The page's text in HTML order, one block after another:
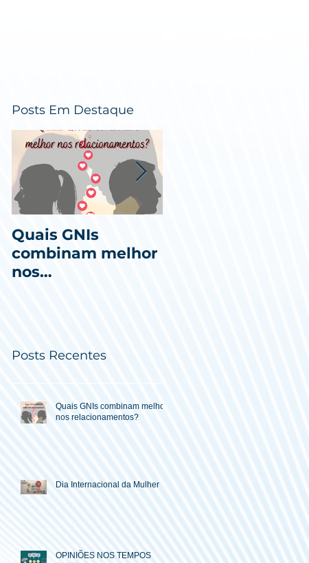
Posts Em Destaque
Quais GNIs
combinam melhor
nos
Posts Recentes
Quais GNIs combinam melhor
nos relacionamentos?
Dia Internacional da Mulher
OPINIÕES NOS TEMPOS